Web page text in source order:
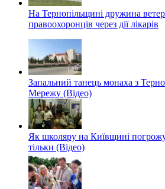
На Тернопільщині дружина
правоохоронців через дії лікарів
Запальний танець монаха з
Мережу (Відео)
Як школяру на Київщині
тільки (Відео)